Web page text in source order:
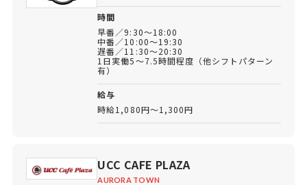
時間
早番／9:30～18:00
中番／10:00～19:30
遅番／11:30～20:30
1日実働5～7.5時間程度（他シフトパターン
有）
給与
時給1,080円～1,300円
UCC CAFE PLAZA
AURORA TOWN